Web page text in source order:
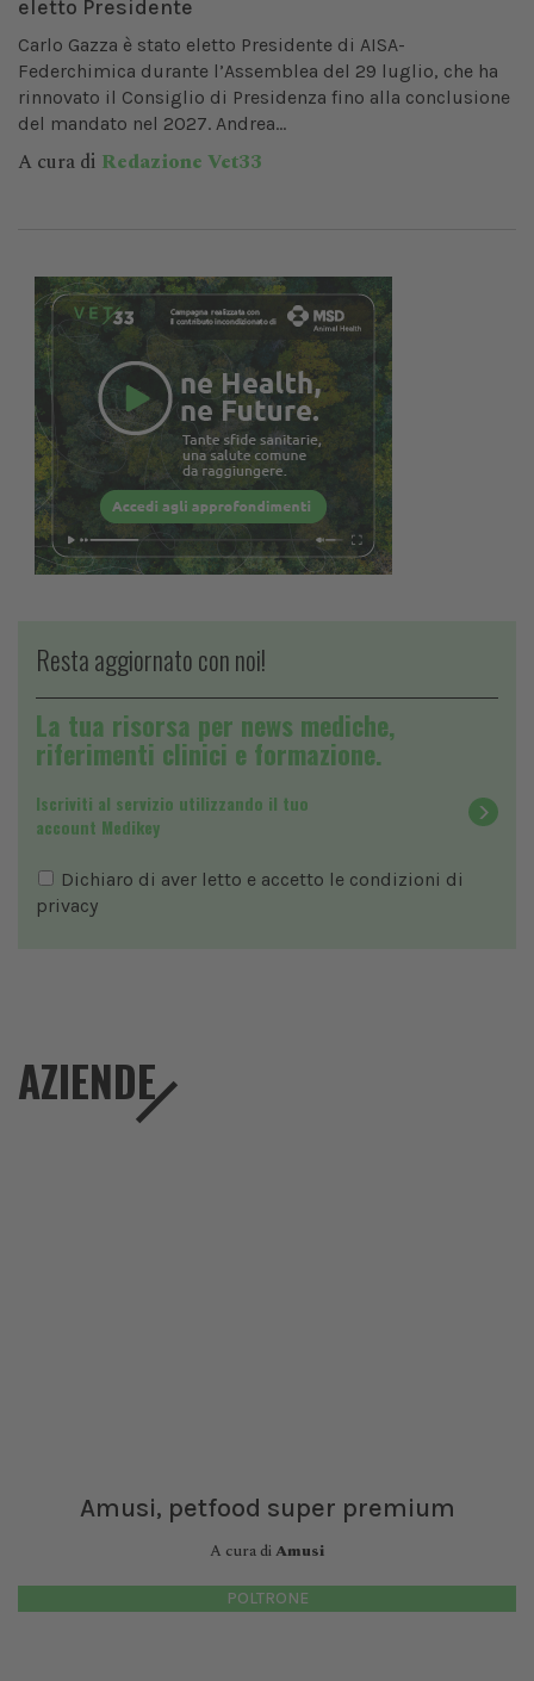
eletto Presidente
Carlo Gazza è stato eletto Presidente di AISA-
Federchimica durante l’Assemblea del 29 luglio, che ha
rinnovato il Consiglio di Presidenza fino alla conclusione
del mandato nel 2027. Andrea...
A cura di Redazione Vet33
Resta aggiornato con noi!
La tua risorsa per news mediche,
riferimenti clinici e formazione.
Iscriviti al servizio utilizzando il tuo
account Medikey
Dichiaro di aver letto e accetto le condizioni di
privacy
AZIENDE
Amusi, petfood super premium
A cura diAmusi
POLTRONE